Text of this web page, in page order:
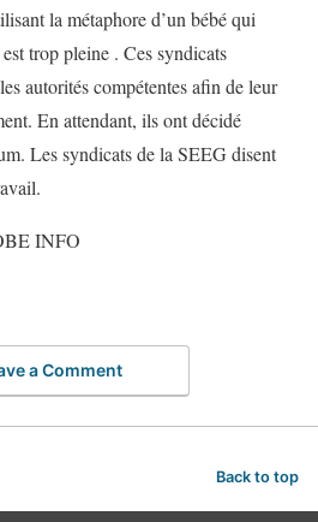
la métaphore d’un bébé qui
trop pleine . Ces syndicats
autorités compétentes afin de leur
En attendant, ils ont décidé
Les syndicats de la SEEG disent
INFO
a Comment
Back to top